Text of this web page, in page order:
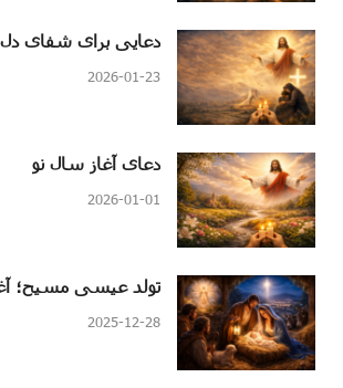
دعایی برای شفای
2026-01-23
دعای آغاز سال نو
2026-01-01
تولد عیسی مسیح؛
2025-12-28